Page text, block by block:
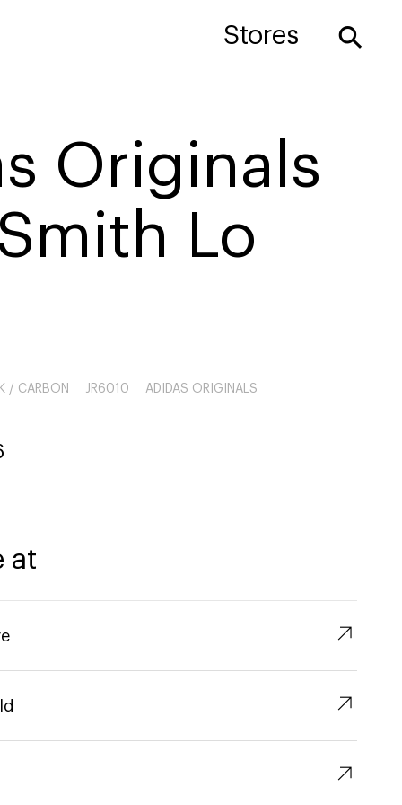
Stores ⚲
Originals
Lo
/ CARBON JR6010 ADIDAS ORIGINALS
at
↗︎
↗︎
↗︎